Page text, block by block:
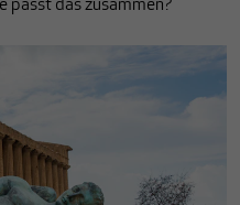
passt das zusammen?